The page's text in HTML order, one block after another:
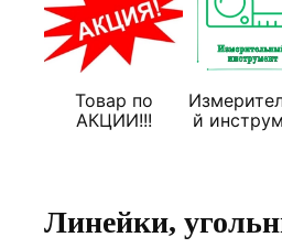
Товар по
АКЦИИ!!!
й
Линейки,